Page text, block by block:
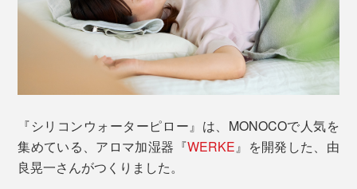
ルや別売カバー をお使いください
『シリコンウォーターピロー』も売り切れ続きで、
MONOCOでは、半年以上前からお願いして、やっと在
『シリコンウォーターピロー』は、MONOCOで人気を
集めている、アロマ加湿器『WERKE』を開発した、由
良晃一さんがつくりました。